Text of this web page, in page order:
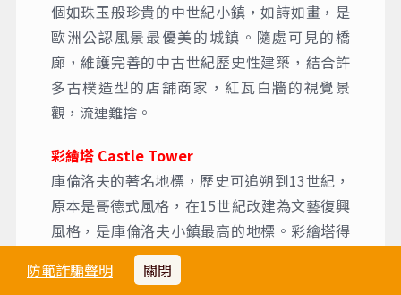
防範詐騙聲明 關閉
個如珠玉般珍貴的中世紀小鎮，如詩如畫，是
歐洲公認風景最優美的城鎮。隨處可見的橋
廊，維護完善的中古世紀歷史性建築，結合許
多古樸造型的店舖商家，紅瓦白牆的視覺景
觀，流連難捨。
彩繪塔 Castle Tower
庫倫洛夫的著名地標，歷史可追朔到13世紀，
原本是哥德式風格，在15世紀改建為文藝復興
風格，是庫倫洛夫小鎮最高的地標。彩繪塔得
名於其外牆美麗的彩繪，塔高54公尺，有147級
階梯，登上彩繪塔飽覽美麗的童話小鎮全景。